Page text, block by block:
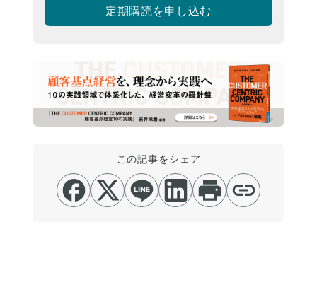
定期購読を申し込む
この記事をシェア